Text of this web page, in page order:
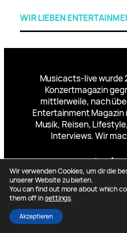
WIR LIEBEN
Musicacts-live wurde
Konzertmagazin
mittlerweile, nach
Entertainment Magazin
Musik, Reisen,
Interviews. Wir
Facebook
Designed by
Wir verwenden Cookies, um dir die
unserer Website zu bieten.
You can find out more about which
them off insettings.
Akzeptieren